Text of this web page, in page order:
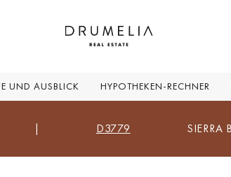
UND AUSBLICK HYPOTHEKEN-RECHNER
SIERRA